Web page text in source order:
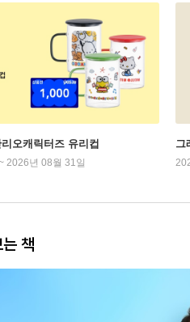
오캐릭터즈 유리컵
2026년 08월 31일
그
책